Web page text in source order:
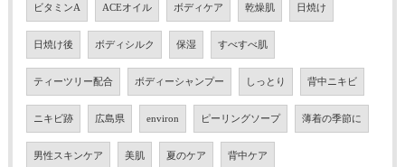
ビタミンA ACEオイル ボディケア 乾燥肌 日焼け
日焼け後 ボディシルク 保湿 すべすべ肌
ティーツリー配合 ボディーシャンプー しっとり 背中ニキビ
ニキビ跡 広島県 environ ピーリングソープ 薄着の季節に
男性スキンケア 美肌 夏のケア 背中ケア